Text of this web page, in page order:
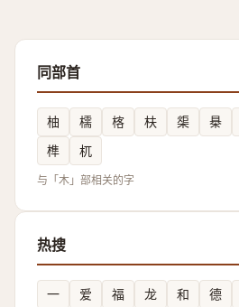
同部首
柚 檽 楁 枎 㮡 㮂
榫
杌
与「木」部相关的字
热搜
一 爱 福 龙 和 德